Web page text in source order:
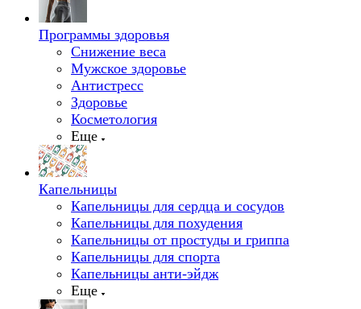
Программы здоровья
Снижение веса
Мужское здоровье
Антистресс
Здоровье
Косметология
Еще
Капельницы
Капельницы для сердца и сосудов
Капельницы для похудения
Капельницы от простуды и гриппа
Капельницы для спорта
Капельницы анти-эйдж
Еще